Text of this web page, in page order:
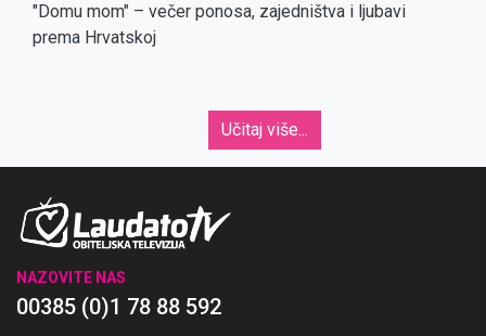
"Domu mom" – večer ponosa, zajedništva i ljubavi
prema Hrvatskoj
Učitaj više...
NAZOVITE NAS
00385 (0)1 78 88 592